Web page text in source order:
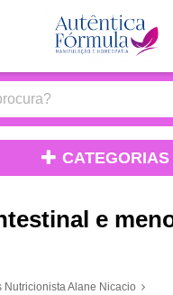
CATEGORIAS
e
Nutricionista Alane Nicacio